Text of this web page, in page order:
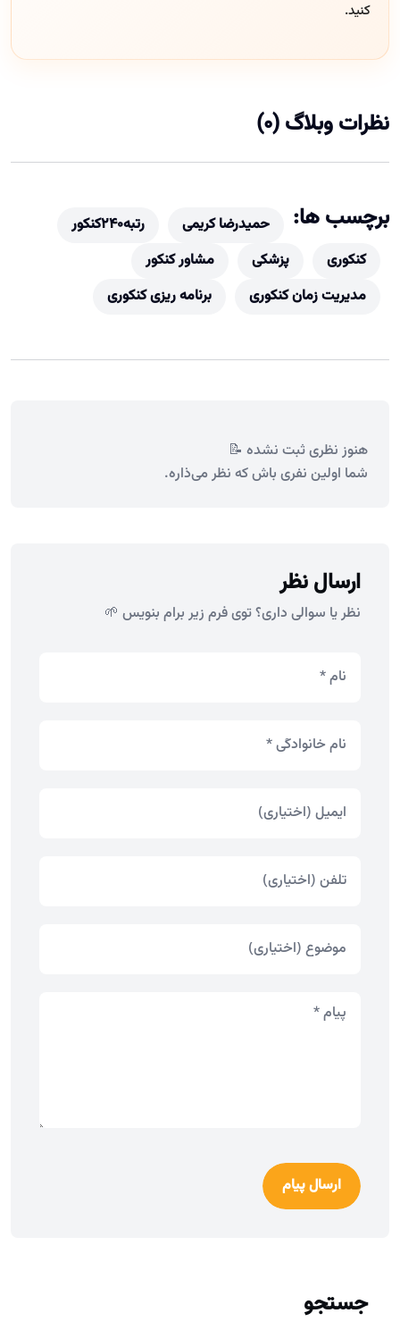
کنید.
نظرات وبلاگ (0)
برچسب ها: حمیدرضا کریمی
رتبه240کنکور
کنکوری
پزشکی
مشاور کنکور
مدیریت زمان کنکوری
برنامه ریزی کنکوری
هنوز نظری ثبت نشده 📝
شما اولین نفری باش که نظر می‌ذاره.
ارسال نظر
نظر یا سوالی داری؟ توی فرم زیر برام بنویس 🌱
ارسال پیام
جستجو